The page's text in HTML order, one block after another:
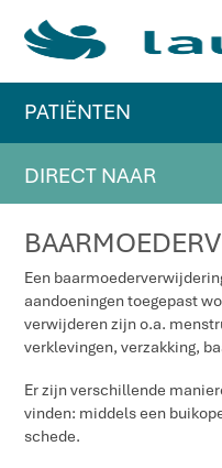
PATIËNTEN
DIRECT NAAR
Een
aandoeningen toegepast
verwijderen zijn o.a.
verklevingen, verzakking,
Er zijn verschillende
vinden: middels een
schede.